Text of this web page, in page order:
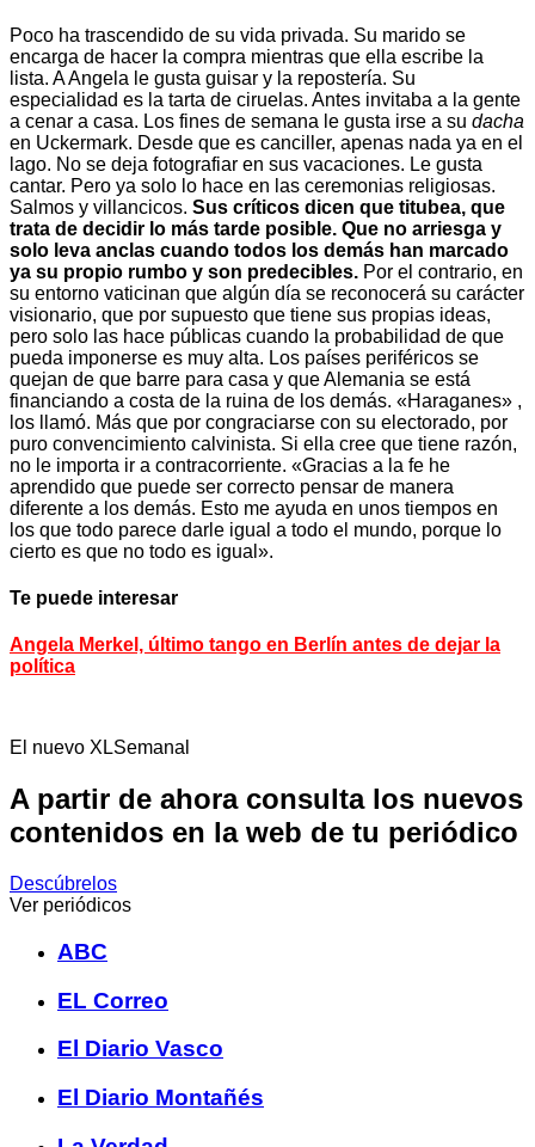
Poco ha trascendido de su vida privada. Su marido se
encarga de hacer la compra mientras que ella escribe la
lista. A Angela le gusta guisar y la repostería. Su
especialidad es la tarta de ciruelas. Antes invitaba a la gente
a cenar a casa. Los fines de semana le gusta irse a su dacha
en Uckermark. Desde que es canciller, apenas nada ya en el
lago. No se deja fotografiar en sus vacaciones. Le gusta
cantar. Pero ya solo lo hace en las ceremonias religiosas.
Salmos y villancicos. Sus críticos dicen que titubea, que
trata de decidir lo más tarde posible. Que no arriesga y
solo leva anclas cuando todos los demás han marcado
ya su propio rumbo y son predecibles. Por el contrario, en
su entorno vaticinan que algún día se reconocerá su carácter
visionario, que por supuesto que tiene sus propias ideas,
pero solo las hace públicas cuando la probabilidad de que
pueda imponerse es muy alta. Los países periféricos se
quejan de que barre para casa y que Alemania se está
financiando a costa de la ruina de los demás. «Haraganes» ,
los llamó. Más que por congraciarse con su electorado, por
puro convencimiento calvinista. Si ella cree que tiene razón,
no le importa ir a contracorriente. «Gracias a la fe he
aprendido que puede ser correcto pensar de manera
diferente a los demás. Esto me ayuda en unos tiempos en
los que todo parece darle igual a todo el mundo, porque lo
cierto es que no todo es igual».
Te puede interesar
Angela Merkel, último tango en Berlín antes de dejar la
política
El nuevo XLSemanal
A partir de ahora consulta los nuevos
contenidos en la web de tu periódico
Descúbrelos
Ver periódicos
ABC
EL Correo
El Diario Vasco
El Diario Montañés